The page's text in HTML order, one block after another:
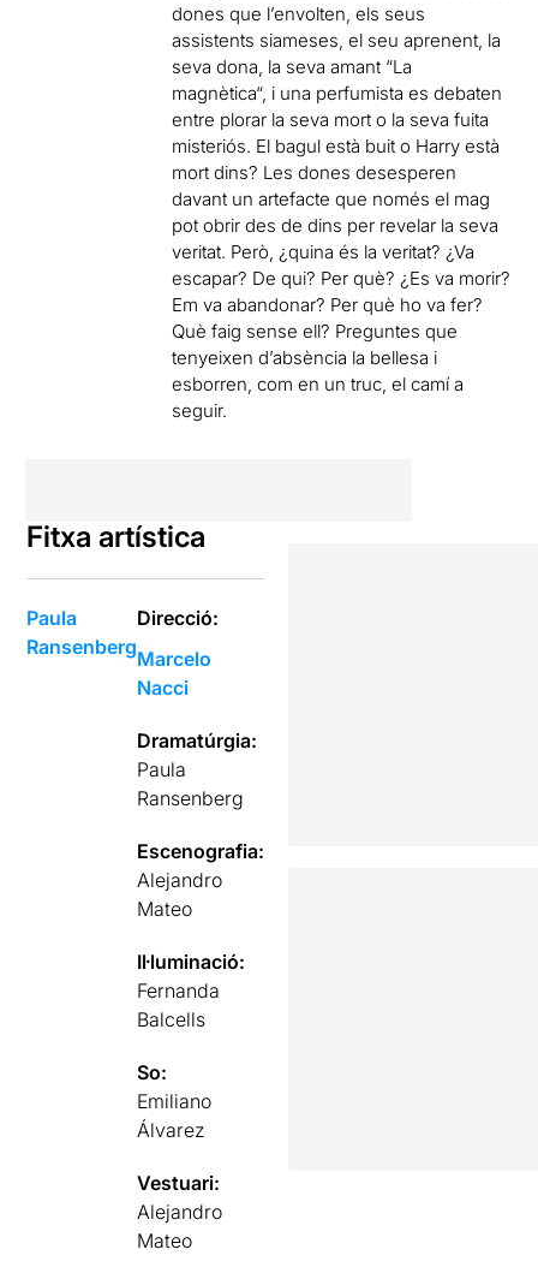
dones que l’envolten , els seus
assistents siameses el seu aprenent , la
seva dona, la seva amant “La
magnètica“, i una perfumista es debaten
entre plorar la seva mort o la seva fuita
misteriós. El bagul està buit o Harry està
mort dins? Les dones desesperen
davant un artefacte que només el mag
pot obrir des de dins per revelar la seva
veritat. Però ¿quina és la veritat? ¿Va
escapar? De qui? Per què? ¿ Es va morir?
Em va abandonar? Per què ho va fer?
Què faig sense ell? Preguntes que
tenyeixen d’absència la bellesa i
esborren , com en un truc , el camí a
seguir.
Fitxa artística
Paula
Ransenberg
Direcció:
Marcelo
Nacci
Dramatúrgia:
Paula
Ransenberg
Escenografia:
Alejandro
Mateo
Il·luminació:
Fernanda
Balcells
So:
Emiliano
Álvarez
Vestuari:
Alejandro
Mateo